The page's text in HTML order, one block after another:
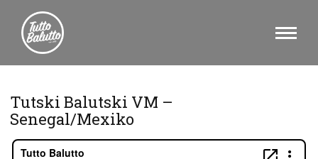
Tutski Balutski VM –
Senegal/Mexiko